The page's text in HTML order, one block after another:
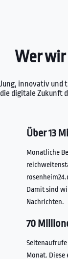
Wer wir
Jung, innovativ und
die digitale Zukunft
Über 13
Monatliche
Damit sind
Nachrichten.
70
Monat.